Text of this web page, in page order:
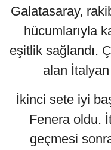
Galatasaray,
hücumlarıyla
eşitlik sağlandı.
alan
İkinci sete iyi
Fenera oldu.
geçmesi